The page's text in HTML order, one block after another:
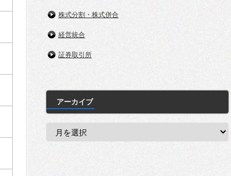
株式分割・株式併合
経営統合
証券取引所
アーカイブ